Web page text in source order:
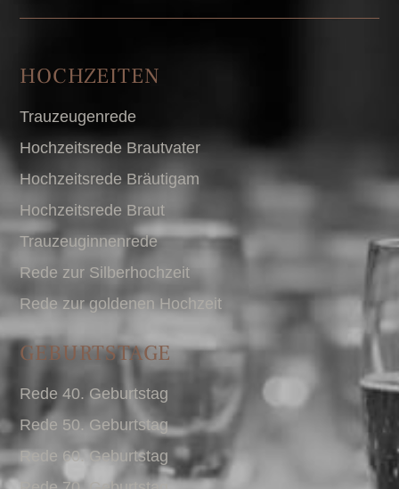
HOCHZEITEN
Trauzeugenrede
Hochzeitsrede Brautvater
Hochzeitsrede Bräutigam
Hochzeitsrede Braut
Trauzeuginnenrede
Rede zur Silberhochzeit
Rede zur goldenen Hochzeit
GEBURTSTAGE
Rede 40. Geburtstag
Rede 50. Geburtstag
Rede 60. Geburtstag